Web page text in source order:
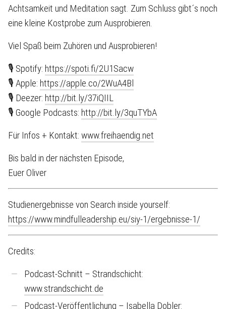
Achtsamkeit und Meditation sagt. Zum Schluss gibt´s noch
eine kleine Kostprobe zum Ausprobieren.
Viel Spaß beim Zuhören und Ausprobieren!
🎙 Spotify: https://spoti.fi/2U1Sacw
🎙 Apple: https://apple.co/2WuA4Bl
🎙 Deezer: http://bit.ly/37iQIIL
🎙 Google Podcasts: http://bit.ly/3quTYbA
Für Infos + Kontakt: www.freihaendig.net
Bis bald in der nächsten Episode,
Euer Oliver
Studienergebnisse von Search inside yourself:
https://www.mindfulleadership.eu/siy-1/ergebnisse-1/
Credits:
Podcast-Schnitt – Strandschicht:
www.strandschicht.de
Podcast-Veröffentlichung – Isabella Dobler: